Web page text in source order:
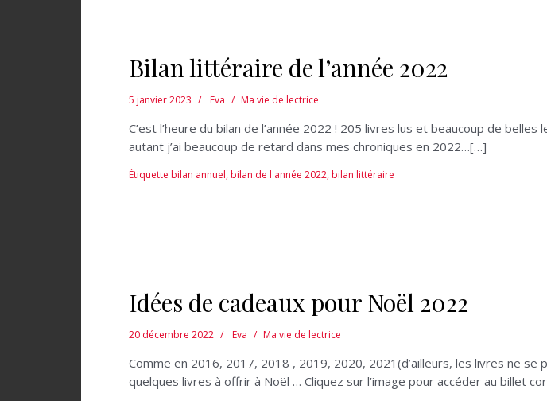
Bilan littéraire de l’année 2022
5 janvier 2023 Eva Ma vie de lectrice
C’est l’heure du bilan de l’année 2022 ! 205 livres lus et beaucoup de
autant j’ai beaucoup de retard dans mes chroniques en 2022…[…]
Étiquette bilan annuel,bilan de l'année 2022,bilan littéraire
Idées de cadeaux pour Noël 2022
20 décembre 2022 Eva Ma vie de lectrice
Comme en 2016, 2017, 2018 , 2019, 2020, 2021(d’ailleurs, les livres ne
quelques livres à offrir à Noël … Cliquez sur l’image pour accéder au billet